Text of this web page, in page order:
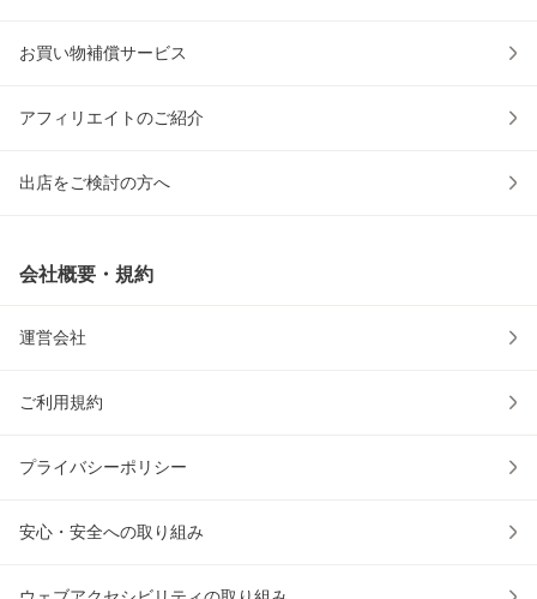
お買い物補償サービス
アフィリエイトのご紹介
出店をご検討の方へ
会社概要・規約
運営会社
ご利用規約
プライバシーポリシー
安心・安全への取り組み